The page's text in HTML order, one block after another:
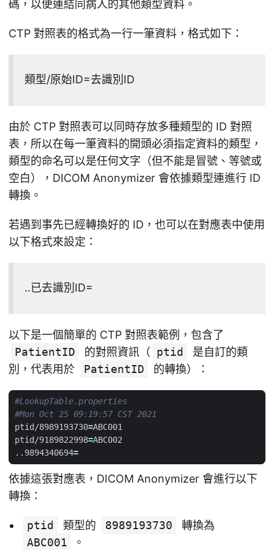
碼，以便連結同病人的其他類型資料。
CTP 對照表的格式為一行一筆資料，格式如下：
類型/原始ID=去識別ID
由於 CTP 對照表可以同時存放多種類型的 ID 對照
表，所以在每一筆資料的開頭必須指定資料的類型，
類型的命名可以是任何文字（但不能是冒號、等號或
空白），DICOM Anonymizer 會依據類型連進行 ID
轉換。
若遇到事先已經轉換好的 ID，也可以在對應表中使用
以下格式來設定：
..已去識別ID=
以下是一個簡單的 CTP 對照表範例，包含了
PatientID
的對照資訊（ ptid
是自訂的類
別，代表用於
PatientID 的轉換）：
#LookupTable.properties
#Mon Oct 25 09:19:57 CST 2021
ptid/8989193730=
ptid/9189822998=
..9894340694=
依據這張對應表，DICOM Anonymizer 會進行以下
轉換：
ptid 類型的 8989193730
轉換為
ABC001
。